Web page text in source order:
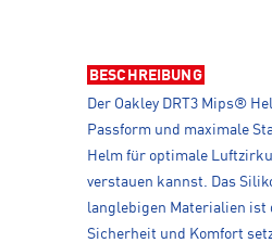
BESCHREIBUNG
Der Oakley DRT3 Mips®
Passform und maximale
Helm für optimale
verstauen kannst. Das
langlebigen Materialien ist
Sicherheit und Komfort